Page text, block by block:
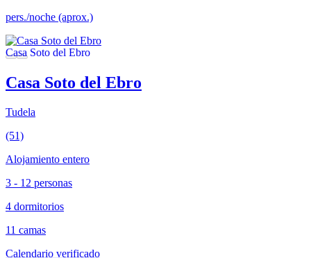
pers./noche (aprox.)
Casa Soto del Ebro
Tudela
(51)
Alojamiento entero
3 - 12 personas
4 dormitorios
11 camas
Calendario verificado